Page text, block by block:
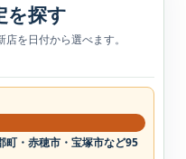
を探す
を日付から選べます。
町・赤穂市・宝塚市など95